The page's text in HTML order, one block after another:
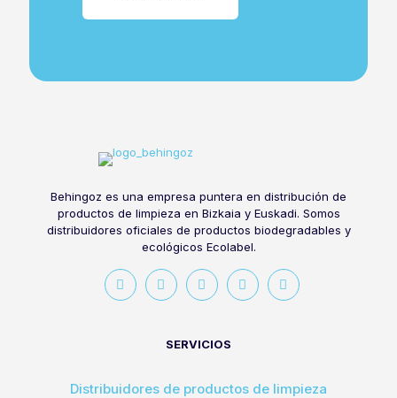
Behingoz es una empresa puntera en distribución de
productos de limpieza en Bizkaia y Euskadi. Somos
distribuidores oficiales de productos biodegradables y
ecológicos Ecolabel.
SERVICIOS
Distribuidores de productos de limpieza